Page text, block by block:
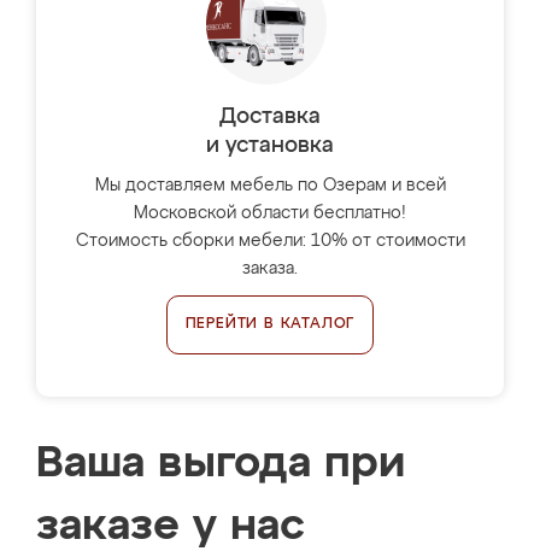
Доставка
и установка
Мы доставляем мебель по Озерам и всей
Московской области бесплатно!
Стоимость сборки мебели: 10% от стоимости
заказа.
ПЕРЕЙТИ В КАТАЛОГ
Ваша выгода при
заказе у нас